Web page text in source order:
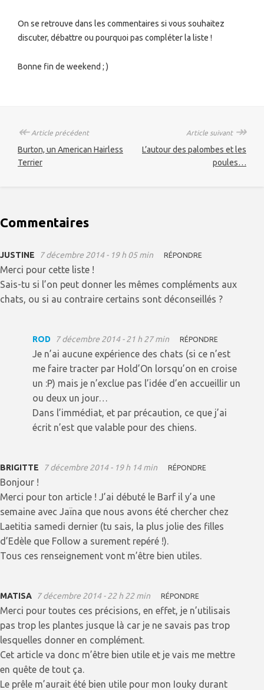
On se retrouve dans les commentaires si vous souhaitez
discuter, débattre ou pourquoi pas compléter la liste !
Bonne fin de weekend ; )
↞Article précédent
Burton, un American Hairless
Terrier
Article suivant ↠
L’autour des palombes et les
poules…
Commentaires
JUSTINE 7 décembre 2014 - 19 h 05 min RÉPONDRE
Merci pour cette liste !
Sais-tu si l’on peut donner les mêmes compléments aux
chats, ou si au contraire certains sont déconseillés ?
ROD 7 décembre 2014 - 21 h 27 min RÉPONDRE
Je n’ai aucune expérience des chats (si ce n’est
me faire tracter par Hold’On lorsqu’on en croise
un :P) mais je n’exclue pas l’idée d’en accueillir un
ou deux un jour…
Dans l’immédiat, et par précaution, ce que j’ai
écrit n’est que valable pour des chiens.
BRIGITTE 7 décembre 2014 - 19 h 14 min RÉPONDRE
Bonjour !
Merci pour ton article ! J’ai débuté le Barf il y’a une
semaine avec Jaïna que nous avons été chercher chez
Laetitia samedi dernier (tu sais, la plus jolie des filles
d’Edèle que Follow a surement repéré !).
Tous ces renseignement vont m’être bien utiles.
MATISA 7 décembre 2014 - 22 h 22 min RÉPONDRE
Merci pour toutes ces précisions, en effet, je n’utilisais
pas trop les plantes jusque là car je ne savais pas trop
lesquelles donner en complément.
Cet article va donc m’être bien utile et je vais me mettre
en quête de tout ça.
Le prêle m’aurait été bien utile pour mon Iouky durant